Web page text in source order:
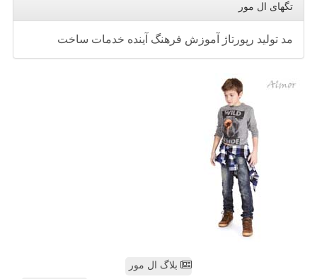
تگهای ال مور
مد تولید رپورتاژ آموزش فرهنگ آینده خدمات ساخت
بلاگ ال مور